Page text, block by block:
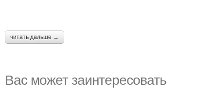
читать дальше →
Вас может заинтересовать